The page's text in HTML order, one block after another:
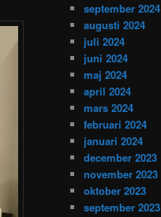
september 2024
augusti 2024
juli 2024
juni 2024
maj 2024
april 2024
mars 2024
februari 2024
januari 2024
december 2023
november 2023
oktober 2023
september 2023